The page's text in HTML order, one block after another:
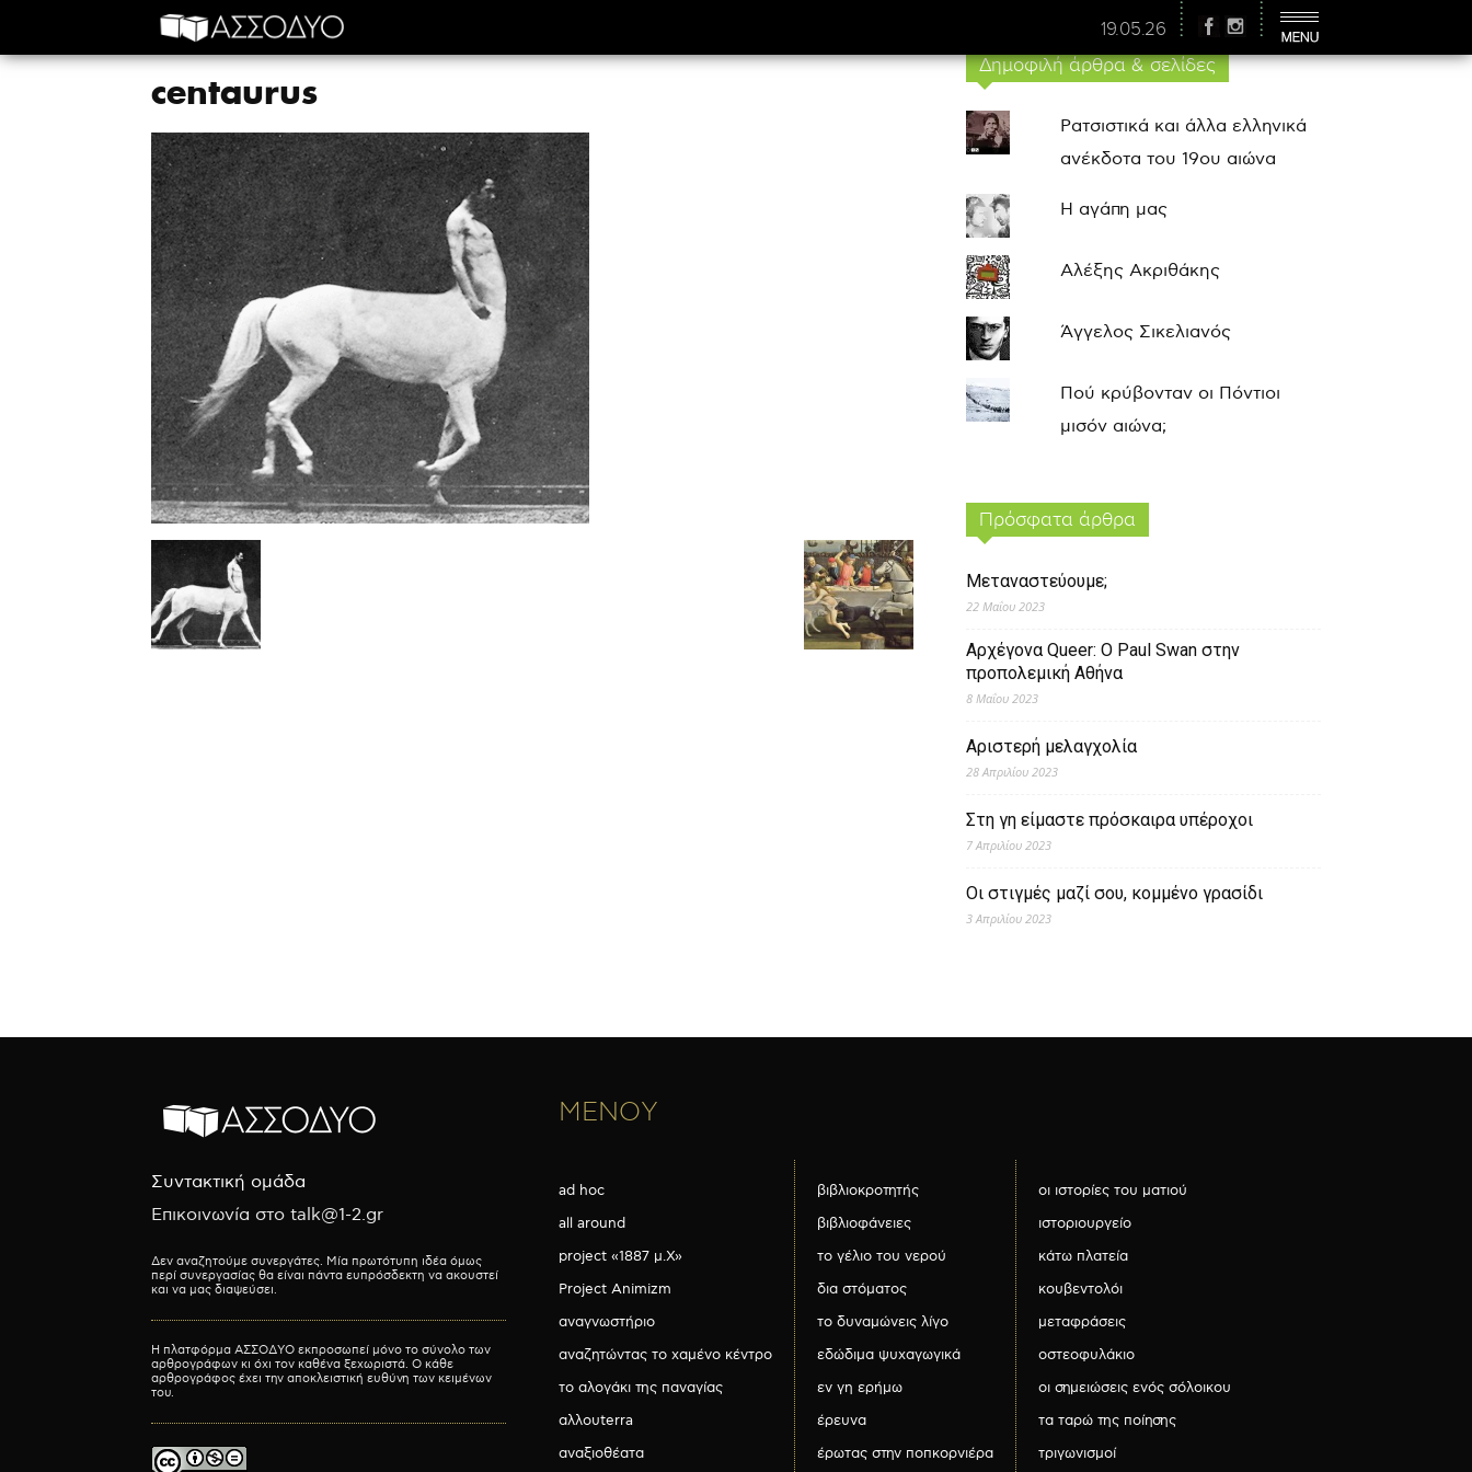
19.05.26
centaurus
Δημοφιλή άρθρα & σελίδες
Ρατσιστικά και άλλα ελληνικά
ανέκδοτα του 19ου αιώνα
Η αγάπη μας
Αλέξης Ακριθάκης
Άγγελος Σικελιανός
Πού κρύβονταν οι Πόντιοι
μισόν αιώνα;
Πρόσφατα άρθρα
Μεταναστεύουμε;
22 Μαΐου 2023
Αρχέγονα Queer: O Paul Swan στην
προπολεμική Αθήνα
8 Μαΐου 2023
Αριστερή μελαγχολία
28 Απριλίου 2023
Στη γη είμαστε πρόσκαιρα υπέροχοι
7 Απριλίου 2023
Οι στιγμές μαζί σου, κομμένο γρασίδι
3 Απριλίου 2023
Συντακτική ομάδα
Επικοινωνία στο talk@1-2.gr
Δεν αναζητούμε συνεργάτες. Μία πρωτότυπη ιδέα όμως
περί συνεργασίας θα είναι πάντα ευπρόσδεκτη να ακουστεί
και να μας διαψεύσει.
Η πλατφόρμα ΑΣΣΟΔΥΟ εκπροσωπεί μόνο το σύνολο των
αρθρογράφων κι όχι τον καθένα ξεχωριστά. Ο κάθε
αρθρογράφος έχει την αποκλειστική ευθύνη των κειμένων
του.
ΜΕΝΟΥ
ad hoc
all around
project «1887 μ.Χ»
Project Animizm
αναγνωστήριο
αναζητώντας το χαμένο κέντρο
το αλογάκι της παναγίας
αλλουterra
αναξιοθέατα
βιβλιοκροτητής
βιβλιοφάνειες
το γέλιο του νερού
δια στόματος
το δυναμώνεις λίγο
εδώδιμα ψυχαγωγικά
εν γη ερήμω
έρευνα
έρωτας στην ποπκορνιέρα
οι ιστορίες του ματιού
ιστοριουργείο
κάτω πλατεία
κουβεντολόι
μεταφράσεις
οστεοφυλάκιο
οι σημειώσεις ενός σόλοικου
τα ταρώ της ποίησης
τριγωνισμοί